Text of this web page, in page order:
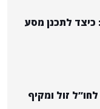
לתכנן מסע
זול ומקיף